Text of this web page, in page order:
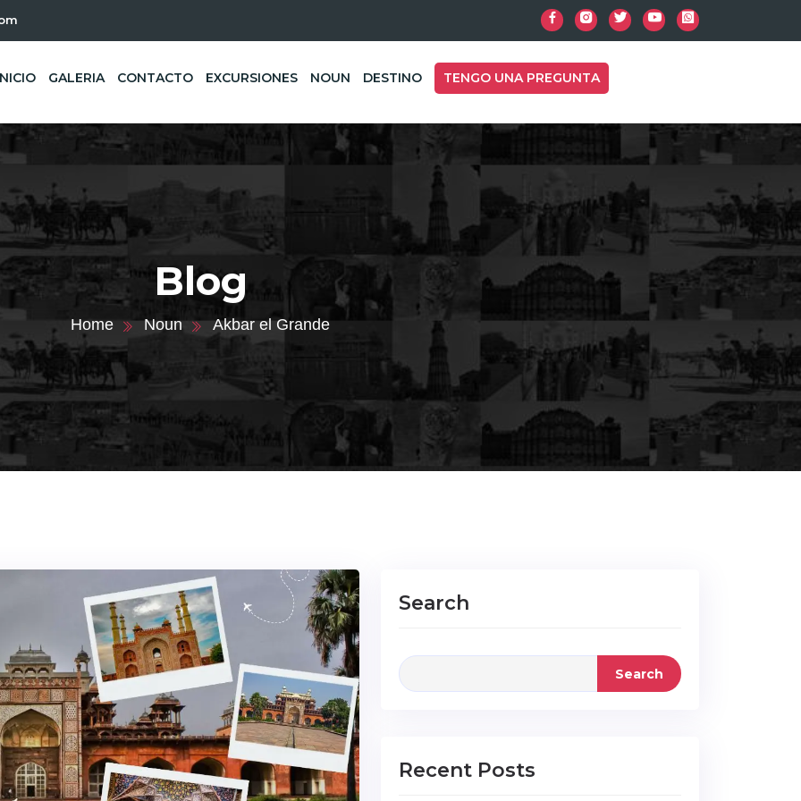
GALERIA CONTACTO EXCURSIONES NOUN DESTINO TENGO UNA PREGUNTA
Blog
Home Noun Akbar el Grande
Search
Search
Recent Posts